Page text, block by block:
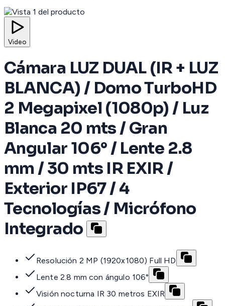
Video
Cámara LUZ DUAL (IR + LUZ
BLANCA) / Domo TurboHD
2 Megapixel (1080p) / Luz
Blanca 20 mts / Gran
Angular 106° / Lente 2.8
mm / 30 mts IR EXIR /
Exterior IP67 / 4
Tecnologías / Micrófono
Integrado
Resolución 2 MP (1920x1080) Full HD
Lente 2.8 mm con ángulo 106°
Visión nocturna IR 30 metros EXIR